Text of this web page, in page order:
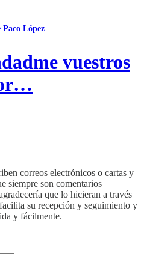
Paco López
vuestros
correos electrónicos o cartas y
siempre son comentarios
que lo hicieran a través
su recepción y seguimiento y
y fácilmente.